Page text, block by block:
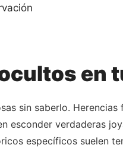
en
sin saberlo.
esconder verdaderas
específicos suelen